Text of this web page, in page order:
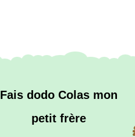
Fais dodo Colas mon
petit frère